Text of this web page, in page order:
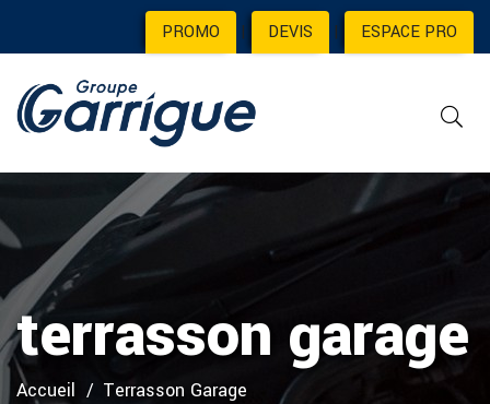
PROMO | DEVIS | ESPACE PRO
terrasson garage
Accueil Terrasson Garage